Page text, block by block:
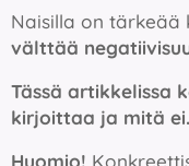
Naisilla on
välttää
Tässä artikkelissa
kirjoittaa ja mitä ei.
Huomio!